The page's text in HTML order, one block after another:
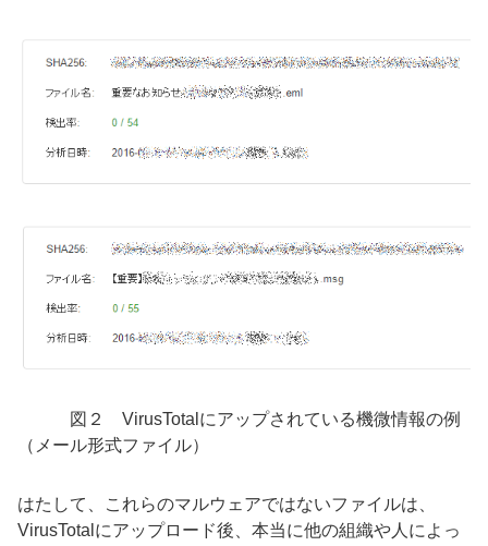
図２ VirusTotalにアップされている機微情報の例
（メール形式ファイル）
はたして、これらのマルウェアではないファイルは、
VirusTotalにアップロード後、本当に他の組織や人によっ